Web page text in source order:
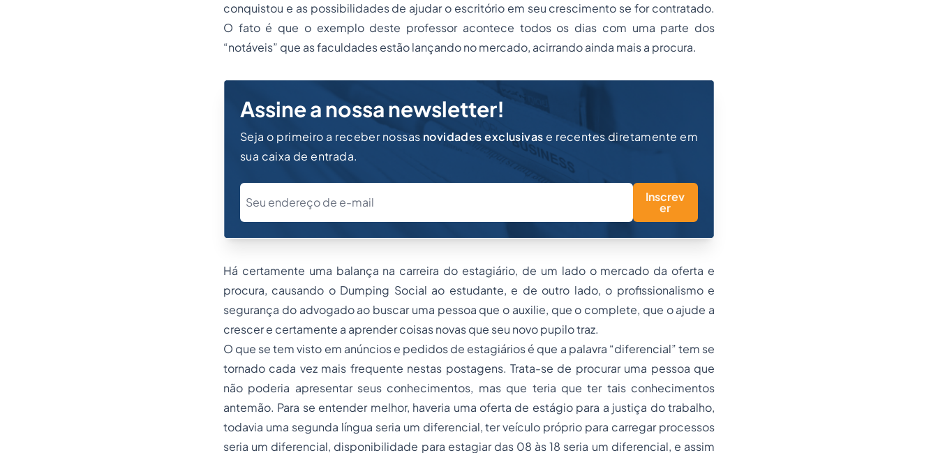
conquistou e as possibilidades de ajudar o escritório em seu crescimento se for contratado.
O fato é que o exemplo deste professor acontece todos os dias com uma parte dos
“notáveis” que as faculdades estão lançando no mercado, acirrando ainda mais a procura.
Assine a nossa newsletter!
Seja o primeiro a receber nossasnovidades exclusivas e recentes diretamente em
sua caixa de entrada.
Inscrev
er
Há certamente uma balança na carreira do estagiário, de um lado o mercado da oferta e
procura, causando o Dumping Social ao estudante, e de outro lado, o profissionalismo e
segurança do advogado ao buscar uma pessoa que o auxilie, que o complete, que o ajude a
crescer e certamente a aprender coisas novas que seu novo pupilo traz.
O que se tem visto em anúncios e pedidos de estagiários é que a palavra “diferencial” tem se
tornado cada vez mais frequente nestas postagens. Trata-se de procurar uma pessoa que
não poderia apresentar seus conhecimentos, mas que teria que ter tais conhecimentos
antemão. Para se entender melhor, haveria uma oferta de estágio para a justiça do trabalho,
todavia uma segunda língua seria um diferencial, ter veículo próprio para carregar processos
seria um diferencial, disponibilidade para estagiar das 08 às 18 seria um diferencial, e assim